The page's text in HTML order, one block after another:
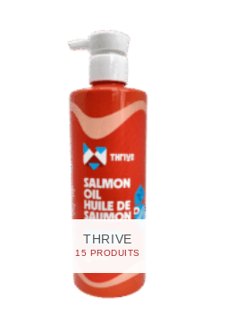
THRIVE
15 PRODUITS